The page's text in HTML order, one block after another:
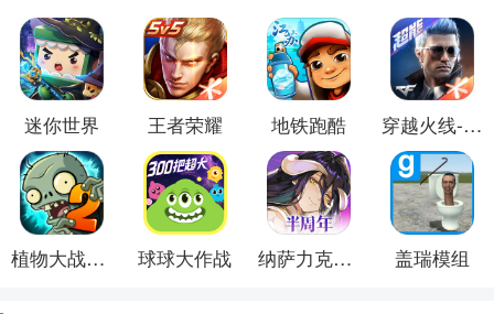
迷你世界 王者荣耀 地铁跑酷 穿越火线-枪战王者
植物大战僵尸2 球球大作战 纳萨力克之王 盖瑞模组